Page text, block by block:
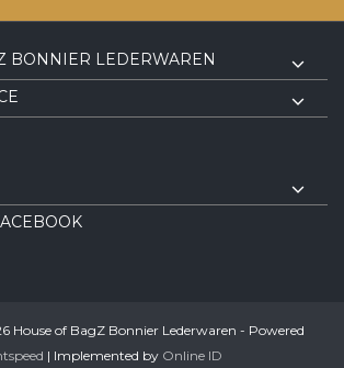
BONNIER LEDERWAREN
House of BagZ Bonnier Lederwaren - Powered
| Implemented by Online ID